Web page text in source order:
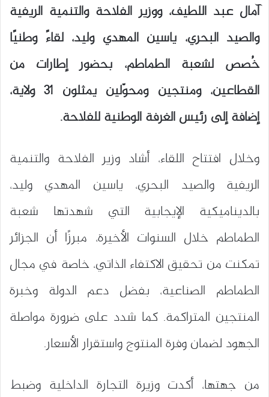
آمال عبد اللطيف، ووزير الفلاحة والتنمية الريفية
والصيد البحري، ياسين المهدي وليد، لقاءً وطنيًا
خُصص لشعبة الطماطم، بحضور إطارات من
القطاعين، ومنتجين ومحوّلين يمثلون 31 ولاية،
إضافة إلى رئيس الغرفة الوطنية للفلاحة.
وخلال افتتاح اللقاء، أشاد وزير الفلاحة والتنمية
الريفية والصيد البحري، ياسين المهدي وليد،
بالديناميكية الإيجابية التي شهدتها شعبة
الطماطم خلال السنوات الأخيرة، مبرزًا أن الجزائر
تمكنت من تحقيق الاكتفاء الذاتي، خاصة في مجال
الطماطم الصناعية، بفضل دعم الدولة وخبرة
المنتجين المتراكمة. كما شدد على ضرورة مواصلة
الجهود لضمان وفرة المنتوج واستقرار الأسعار.
من جهتها، أكدت وزيرة التجارة الداخلية وضبط